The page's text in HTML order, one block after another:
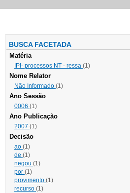
BUSCA FACETADA
Matéria
IPI- processos NT - ressa (1)
Nome Relator
Não Informado (1)
Ano Sessão
0006 (1)
Ano Publicação
2007 (1)
Decisão
ao (1)
de (1)
negou (1)
por (1)
provimento (1)
recurso (1)